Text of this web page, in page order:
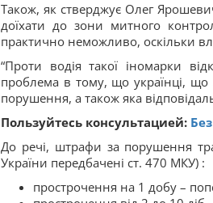
Також, як стверджує Олег
доїхати до зони митного
практично неможливо, оскільки
“Проти водія такої іномарки
проблема в тому, що українці, що
порушення, а також яка
Пользуйтесь консультацией:
До речі, штрафи за порушення
України передбачені ст. 470 МКУ) :
прострочення на 1 добу –